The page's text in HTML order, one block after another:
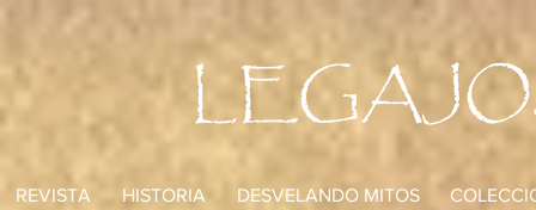
REVISTA HISTORIA DESVELANDO MITOS